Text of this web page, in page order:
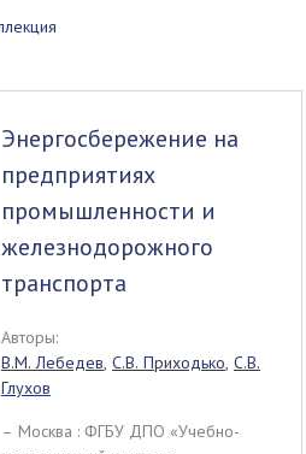
Энергосбережение на
предприятиях
промышленности и
железнодорожного
транспорта
Авторы:
В.М. Лебедев, С.В. Приходько, С.В.
Глухов
– Москва : ФГБУ ДПО «Учебно-